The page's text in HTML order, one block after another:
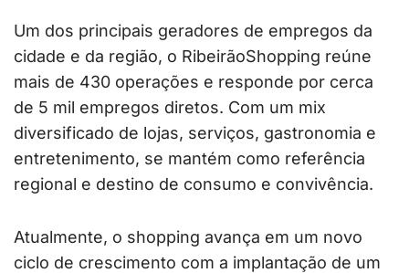
Um dos principais geradores de empregos da
cidade e da região, o RibeirãoShopping reúne
mais de 430 operações e responde por cerca
de 5 mil empregos diretos. Com um mix
diversificado de lojas, serviços, gastronomia e
entretenimento, se mantém como referência
regional e destino de consumo e convivência.
Atualmente, o shopping avança em um novo
ciclo de crescimento com a implantação de um